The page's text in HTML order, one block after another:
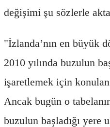
değişimi şu sözlerle
"İzlanda’nın en büyük
2010 yılında buzulun
işaretlemek için
Ancak bugün o
buzulun başladığı